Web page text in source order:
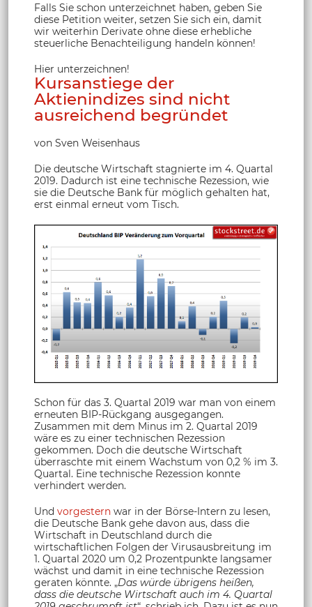
Falls Sie schon unterzeichnet haben, geben Sie
diese Petition weiter, setzen Sie sich ein, damit
wir weiterhin Derivate ohne diese erhebliche
steuerliche Benachteiligung handeln können!
Hier unterzeichnen!
Kursanstiege der
Aktienindizes sind nicht
ausreichend begründet
von Sven Weisenhaus
Die deutsche Wirtschaft stagnierte im 4. Quartal
2019. Dadurch ist eine technische Rezession, wie
sie die Deutsche Bank für möglich gehalten hat,
erst einmal erneut vom Tisch.
Schon für das 3. Quartal 2019 war man von einem
erneuten BIP-Rückgang ausgegangen.
Zusammen mit dem Minus im 2. Quartal 2019
wäre es zu einer technischen Rezession
gekommen. Doch die deutsche Wirtschaft
überraschte mit einem Wachstum von 0,2 % im 3.
Quartal. Eine technische Rezession konnte
verhindert werden.
Und vorgestern war in der Börse-Intern zu lesen,
die Deutsche Bank gehe davon aus, dass die
Wirtschaft in Deutschland durch die
wirtschaftlichen Folgen der Virusausbreitung im
1. Quartal 2020 um 0,2 Prozentpunkte langsamer
wächst und damit in eine technische Rezession
geraten könnte. „Das würde übrigens heißen,
dass die deutsche Wirtschaft auch im 4. Quartal